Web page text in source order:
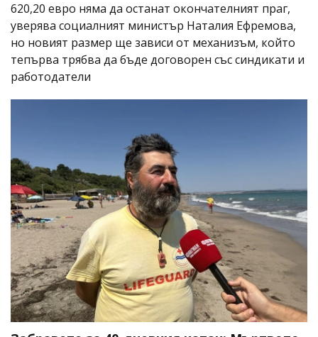
620,20 евро няма да останат окончателният праг,
уверява социалният министър Наталия Ефремова,
но новият размер ще зависи от механизъм, който
тепърва трябва да бъде договорен със синдикати и
работодатели